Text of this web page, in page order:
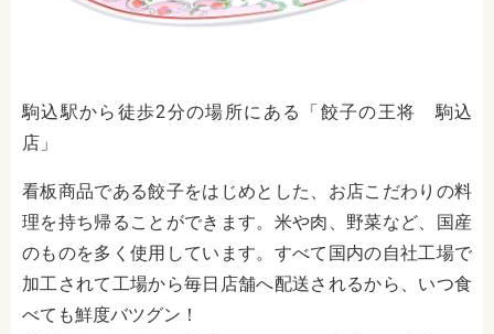
駒込駅から徒歩2分の場所にある「餃子の王将 駒込
店」
看板商品である餃子をはじめとした、お店こだわりの料
理を持ち帰ることができます。米や肉、野菜など、国産
のものを多く使用しています。すべて国内の自社工場で
加工されて工場から毎日店舗へ配送されるから、いつ食
べても鮮度バツグン！